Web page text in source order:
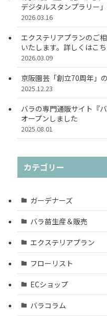
デジタルスタンプラリー
2026.03.16
エクステリアプランのご
いたします。詳しくはこ
2026.03.09
京阪園芸「創立70周年」
2025.12.23
バラの専門通販サイト『
オープンしました
2025.08.01
カテゴリー
ガーデナーズ
バラ苗生産＆販売
エクステリアプラン
フローリスト
ECショップ
バラコラム